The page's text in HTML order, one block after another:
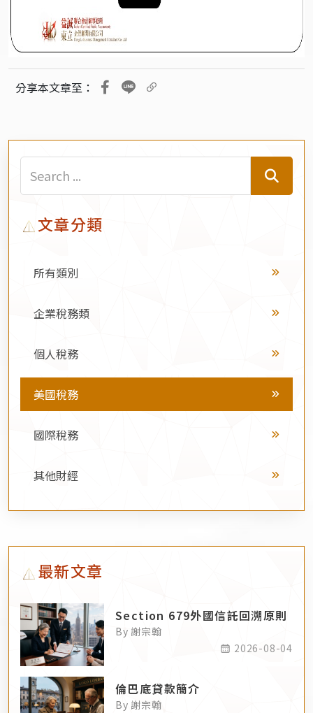
文章分類
所有類別
企業稅務類
個人稅務
美國稅務
國際稅務
其他財經
最新文章
Section 679外國信託回溯原則
By 謝宗翰
2026-08-04
倫巴底貸款簡介
By 謝宗翰
分享本文章至：